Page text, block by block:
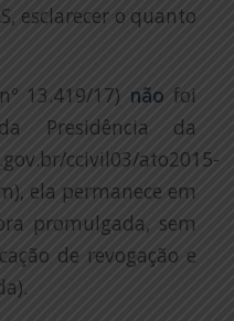
esclarecer o quanto
13.419/17) não foi
Presidência da
ccivil03/ato2015-
ela permanece em
promulgada, sem
de revogação e